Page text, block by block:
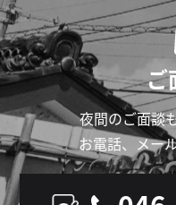
ご
夜間のご面談
お電話、メー